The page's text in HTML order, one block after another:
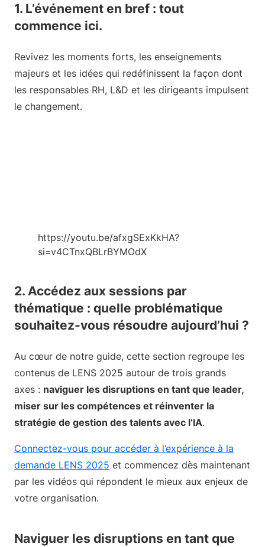
1. L’événement en bref : tout
commence ici.
Revivez les moments forts, les enseignements
majeurs et les idées qui redéfinissent la façon dont
les responsables RH, L&D et les dirigeants impulsent
le changement.
https://youtu.be/afxgSExKkHA?
si=v4CTnxQBLrBYMOdX
2. Accédez aux sessions par
thématique : quelle problématique
souhaitez-vous résoudre aujourd’hui ?
Au cœur de notre guide, cette section regroupe les
contenus de LENS 2025 autour de trois grands
axes : naviguer les disruptions en tant que leader,
miser sur les compétences et réinventer la
stratégie de gestion des talents avec l’IA.
Connectez-vous pour accéder à l’expérience à la
demande LENS 2025 et commencez dès maintenant
par les vidéos qui répondent le mieux aux enjeux de
votre organisation.
Naviguer les disruptions en tant que